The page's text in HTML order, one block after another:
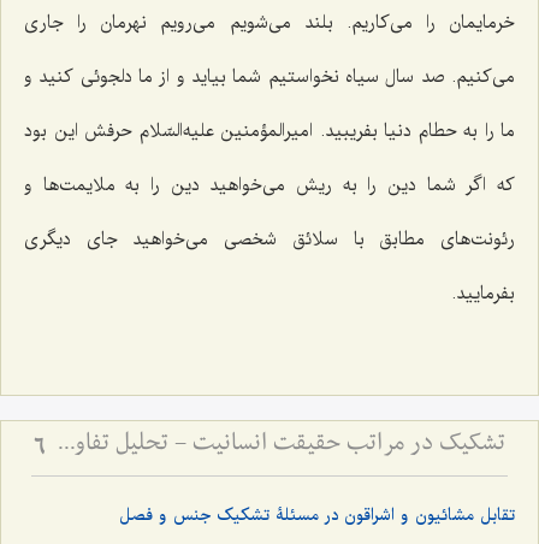
خرمایمان را مى‌کاریم. بلند مى‌شویم مى‌رویم نهرمان را جارى
مى‌کنیم. صد سال سیاه نخواستیم شما بیاید و از ما دلجوئى کنید و
ما را به حطام دنیا بفریبید. امیرالمؤمنین علیه‌السّلام حرفش این بود
که اگر شما دین را به ریش مى‌خواهید دین را به ملایمت‌ها و
رئونت‌های مطابق با سلائق شخصى می‌خواهید جای دیگری
بفرمایید.
تشکیک در مراتب حقیقت انسانیت - تحلیل تفاوت صور ملکوتی افراد بر اساس شدت و ضعف فصل 6
تقابل مشائیون و اشراقون در مسئلۀ تشکیک جنس و فصل